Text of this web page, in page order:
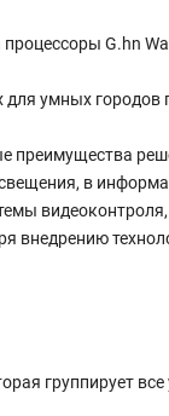
G.hn
умных
в
группирует